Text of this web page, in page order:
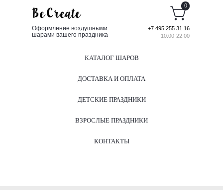
Оформление воздушными
шарами вашего праздника
+7 495 255 31 16
10:00-22:00
0
КАТАЛОГ ШАРОВ
ДОСТАВКА И ОПЛАТА
ДЕТСКИЕ ПРАЗДНИКИ
ВЗРОСЛЫЕ ПРАЗДНИКИ
КОНТАКТЫ